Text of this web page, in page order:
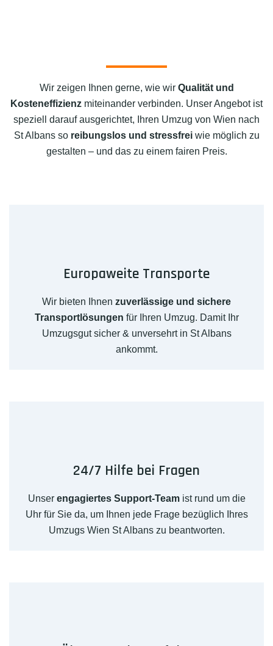
Wir zeigen Ihnen gerne, wie wir Qualität und
Kosteneffizienz miteinander verbinden. Unser Angebot ist
speziell darauf ausgerichtet, Ihren Umzug von Wien nach
St Albans so reibungslos und stressfreiwie möglich zu
gestalten – und das zu einem fairen Preis.
Europaweite Transporte
Wir bieten Ihnen zuverlässige und sichere
Transportlösungen für Ihren Umzug. Damit Ihr
Umzugsgut sicher & unversehrt in St Albans
ankommt.
24/7 Hilfe bei Fragen
Unser engagiertes Support-Teamist rund um die
Uhr für Sie da, um Ihnen jede Frage bezüglich Ihres
Umzugs Wien St Albans zu beantworten.